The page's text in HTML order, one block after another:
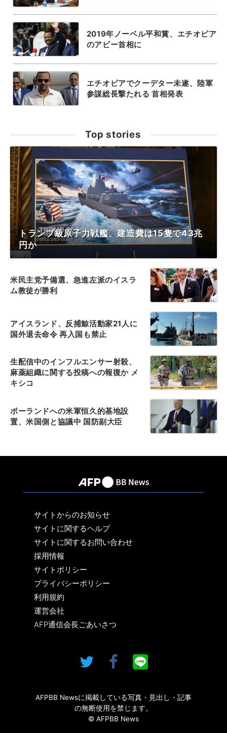
2019年ノーベル平和賞、エチオピア
のアビー首相に
エチオピアでクーデター未遂、陸軍
参謀総長撃たれる 首相発表
Top stories
トランプ級原子力戦艦、建造費は15隻で43兆
円か
米民主党予備選、急進左派のイスラ
ム教徒が勝利
アイスランド、反捕鯨活動家21人に
国外退去命令 再入国も禁止
生配信中のインフルエンサー射殺、
麻薬組織に関する投稿への報復か メ
キシコ
ポーランドへの米軍恒久的基地設
置、米国側と協議中 国防副大臣
サイトからのお知らせ
サイトに関するヘルプ
サイトに関するお問い合わせ
採用情報
サイトポリシー
プライバシーポリシー
利用規約
運営会社
AFP通信会長ごあいさつ
AFPBB Newsに掲載している写真・見出し・記事
の無断使用を禁じます。
© AFPBB News